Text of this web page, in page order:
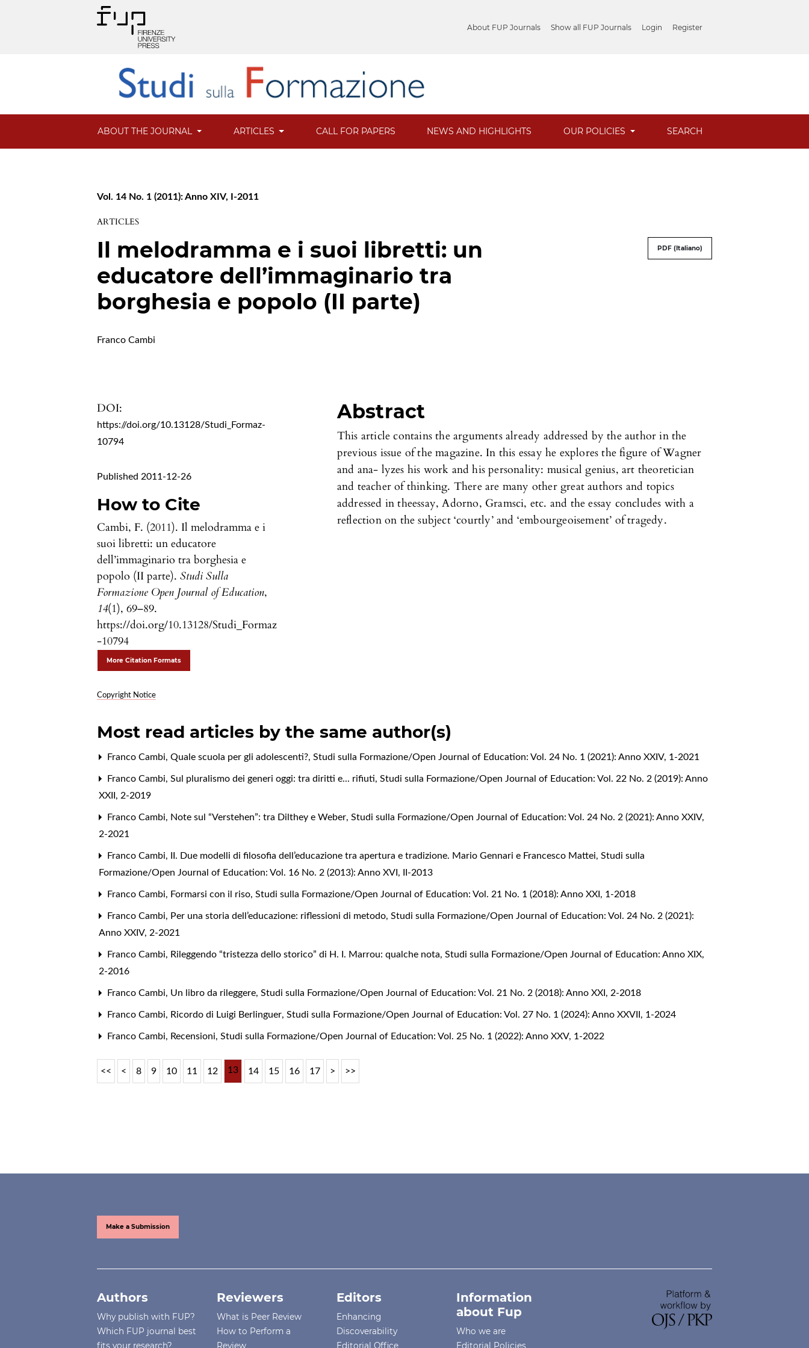
About FUP Journals Show all FUP Journals Login Register
ABOUT THE JOURNAL ARTICLES CALL FOR PAPERS NEWS AND HIGHLIGHTS OUR POLICIES SEARCH
Vol. 14 No. 1 (2011): Anno XIV, I-2011
ARTICLES
Il melodramma e i suoi libretti: un
educatore dell’immaginario tra
borghesia e popolo (II parte)
PDF (Italiano)
Franco Cambi
DOI:
https://doi.org/10.13128/Studi_Formaz-
10794
Published 2011-12-26
How to Cite
Cambi, F. (2011). Il melodramma e i
suoi libretti: un educatore
dell’immaginario tra borghesia e
popolo (II parte).Studi Sulla
Formazione Open Journal of Education,
14(1), 69–89.
https://doi.org/10.13128/Studi_Formaz
-10794
More Citation Formats
Copyright Notice
Abstract
This article contains the arguments already addressed by the author in the
previous issue of the magazine. In this essay he explores the figure of Wagner
and ana- lyzes his work and his personality: musical genius, art theoretician
and teacher of thinking. There are many other great authors and topics
addressed in theessay, Adorno, Gramsci, etc. and the essay concludes with a
reflection on the subject ‘courtly’ and ‘embourgeoisement’ of tragedy.
Most read articles by the same author(s)
Franco Cambi,Quale scuola per gli adolescenti?,Studi sulla Formazione/Open Journal of Education: Vol. 24 No. 1 (2021): Anno XXIV, 1-2021
Franco Cambi,Sul pluralismo dei generi oggi: tra diritti e... rifiuti,Studi sulla Formazione/Open Journal of Education: Vol. 22 No. 2 (2019): Anno
XXII, 2-2019
Franco Cambi, Note sul “Verstehen”: tra Dilthey e Weber,Studi sulla Formazione/Open Journal of Education: Vol. 24 No. 2 (2021): Anno XXIV,
2-2021
Franco Cambi, II. Due modelli di filosofia dell’educazione tra apertura e tradizione. Mario Gennari e Francesco Mattei,Studi sulla
Formazione/Open Journal of Education: Vol. 16 No. 2 (2013): Anno XVI, II-2013
Franco Cambi, Formarsi con il riso,Studi sulla Formazione/Open Journal of Education: Vol. 21 No. 1 (2018): Anno XXI, 1-2018
Franco Cambi, Per una storia dell’educazione: riflessioni di metodo,Studi sulla Formazione/Open Journal of Education: Vol. 24 No. 2 (2021):
Anno XXIV, 2-2021
Franco Cambi, Rileggendo “tristezza dello storico” di H. I. Marrou: qualche nota,Studi sulla Formazione/Open Journal of Education: Anno XIX,
2-2016
Franco Cambi, Un libro da rileggere,Studi sulla Formazione/Open Journal of Education: Vol. 21 No. 2 (2018): Anno XXI, 2-2018
Franco Cambi, Ricordo di Luigi Berlinguer,Studi sulla Formazione/Open Journal of Education: Vol. 27 No. 1 (2024): Anno XXVII, 1-2024
Franco Cambi, Recensioni,Studi sulla Formazione/Open Journal of Education: Vol. 25 No. 1 (2022): Anno XXV, 1-2022
<< < 8 9 10 11 12 13 14 15 16 17 > >>
Make a Submission
Authors
Why publish with FUP?
Which FUP journal best
fits your research?
Reviewers
What is Peer Review
How to Perform a
Review
Editors
Enhancing
Discoverability
Editorial Office
Information
about Fup
Who we are
Editorial Policies